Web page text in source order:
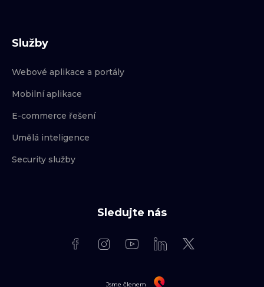
Služby
Webové aplikace a portály
Mobilní aplikace
E-commerce řešení
Umělá inteligence
Security služby
Sledujte nás
Jsme členem